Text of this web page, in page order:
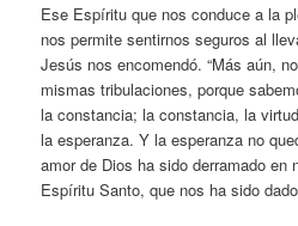
Ese Espíritu que nos conduce a la
nos permite sentirnos seguros al
Jesús nos encomendó. “Más aún,
mismas tribulaciones, porque
la constancia; la constancia, la
la esperanza. Y la esperanza no
amor de Dios ha sido derramado en
Espíritu Santo, que nos ha sido